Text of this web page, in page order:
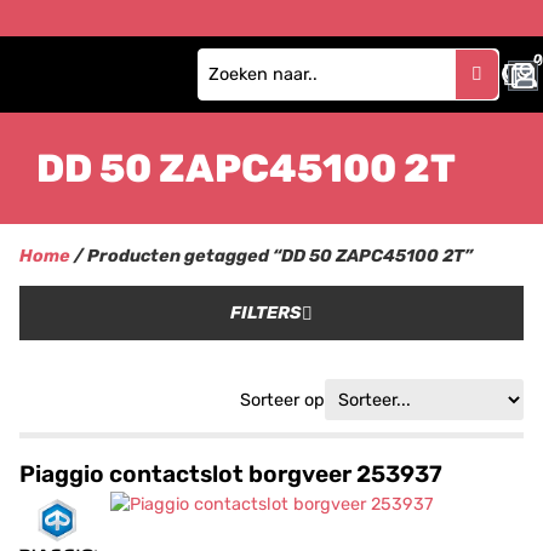
0
0
DD 50 ZAPC45100 2T
Home/ Producten getagged “DD 50 ZAPC45100 2T”
FILTERS
Sorteer op
Piaggio contactslot borgveer 253937